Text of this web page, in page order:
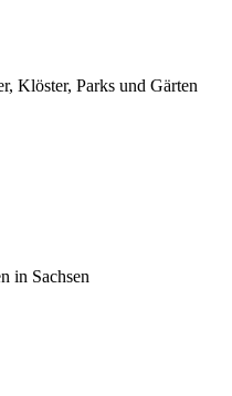
Klöster, Parks und Gärten
in Sachsen